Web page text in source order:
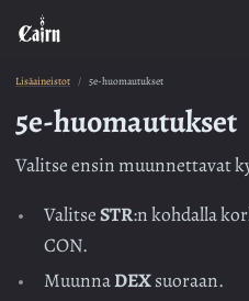
Lisäaineistot 5e-huomautukset
5e-huomautukset
Valitse ensin muunnettavat
ValitseSTR:n kohdalla
CON.
MuunnaDEXsuoraan.